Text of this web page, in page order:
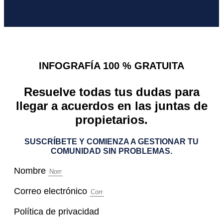
INFOGRAFÍA 100 % GRATUITA
Resuelve todas tus dudas para
llegar a acuerdos en las juntas de
propietarios.
SUSCRÍBETE Y COMIENZA A GESTIONAR TU
COMUNIDAD SIN PROBLEMAS.
Nombre
Correo electrónico
Política de privacidad